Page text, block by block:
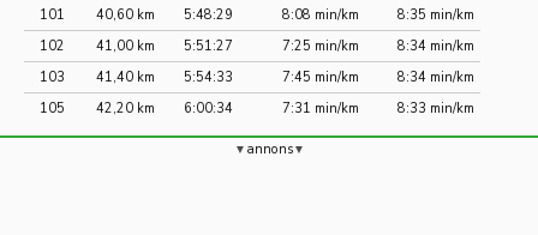
101
40,60 km 5:48:29 8:08 min/km
8:35 min/km
102
41,00 km 5:51:27 7:25 min/km
8:34 min/km
103
41,40 km 5:54:33 7:45 min/km
8:34 min/km
105
42,20 km 6:00:34 7:31 min/km 8:33 min/km
annons